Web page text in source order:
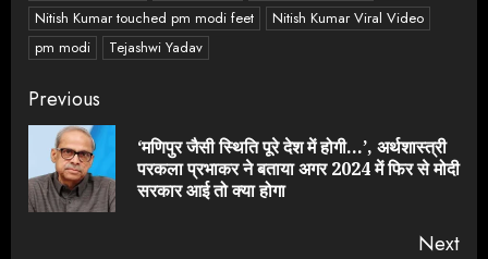
Nitish Kumar touched pm modi feet
Nitish Kumar Viral Video
pm modi
Tejashwi Yadav
Continue
Reading
Previous
‘मणिपुर जैसी स्थिति पूरे देश में होगी…’, अर्थशास्त्री
परकला प्रभाकर ने बताया अगर 2024 में फिर से मोदी
सरकार आई तो क्या होगा
Next